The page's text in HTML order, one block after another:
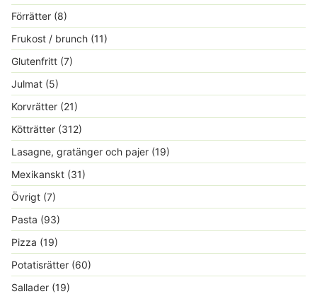
Förrätter (8)
Frukost / brunch (11)
Glutenfritt (7)
Julmat (5)
Korvrätter (21)
Kötträtter (312)
Lasagne, gratänger och pajer (19)
Mexikanskt (31)
Övrigt (7)
Pasta (93)
Pizza (19)
Potatisrätter (60)
Sallader (19)